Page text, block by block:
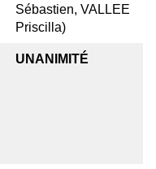
Sébastien, VALLEE
Priscilla)
UNANIMITÉ